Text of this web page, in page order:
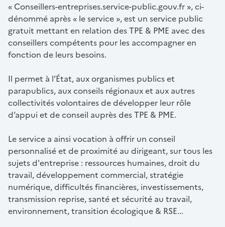
« Conseillers-entreprises.service-public.gouv.fr », ci-
dénommé après « le service », est un service public
gratuit mettant en relation des TPE & PME avec des
conseillers compétents pour les accompagner en
fonction de leurs besoins.
Il permet à l’État, aux organismes publics et
parapublics, aux conseils régionaux et aux autres
collectivités volontaires de développer leur rôle
d’appui et de conseil auprès des TPE & PME.
Le service a ainsi vocation à offrir un conseil
personnalisé et de proximité au dirigeant, sur tous les
sujets d'entreprise : ressources humaines, droit du
travail, développement commercial, stratégie
numérique, difficultés financières, investissements,
transmission reprise, santé et sécurité au travail,
environnement, transition écologique & RSE...